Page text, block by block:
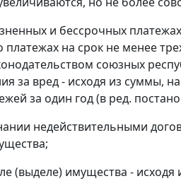
и бессрочных
платежах на срок не менее
союзных
за вред - исходя из суммы,
за один год (в ред.
недействительными
(выделе) имущества -